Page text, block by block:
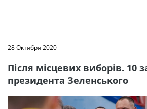
28 Октября 2020
Після місцевих виборів. 10
президента Зеленського